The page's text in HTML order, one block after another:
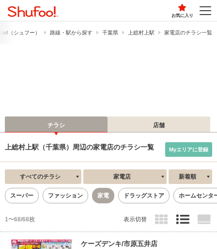
お気に入り
（シュフー） 路線・駅から探す 千葉県 上総村上駅 家電店のチラシ一覧
チラシ 店舗
上総村上駅（千葉県）周辺の家電店のチラシ一覧 Myエリアに登録
すべてのチラシ 家電店 新着順
スーパー ファッション 家電 ドラッグストア ホームセンタ
1〜68/68枚 表示切替
ケーズデンキ/市原五井店